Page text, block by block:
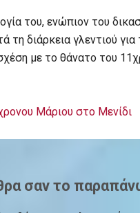
του, ενώπιον του
διάρκεια γλεντιού για
με το θάνατο του
Μάριου στο Μενίδι
σαν το